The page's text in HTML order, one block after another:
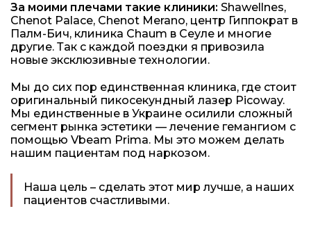
За моими плечами такие клиники: Shawellnes,
Chenot Palace, Chenot Merano, центр Гиппократ в
Палм-Бич, клиника Chaum в Сеуле и многие
другие. Так с каждой поездки я привозила
новые эксклюзивные технологии.
Мы до сих пор единственная клиника, где стоит
оригинальный пикосекундный лазер Picoway.
Мы единственные в Украине осилили сложный
сегмент рынка эстетики — лечение гемангиом с
помощью Vbeam Prima. Мы это можем делать
нашим пациентам под наркозом.
Наша цель – сделать этот мир лучше, а наших
пациентов счастливыми.